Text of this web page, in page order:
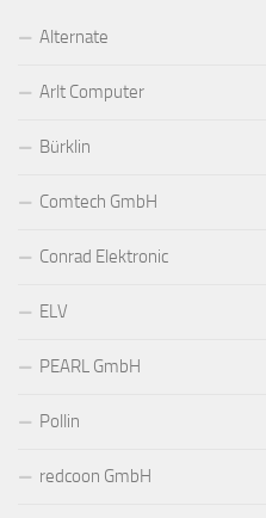
Alternate
Arlt Computer
Bürklin
Comtech GmbH
Conrad Elektronic
ELV
PEARL GmbH
Pollin
redcoon GmbH